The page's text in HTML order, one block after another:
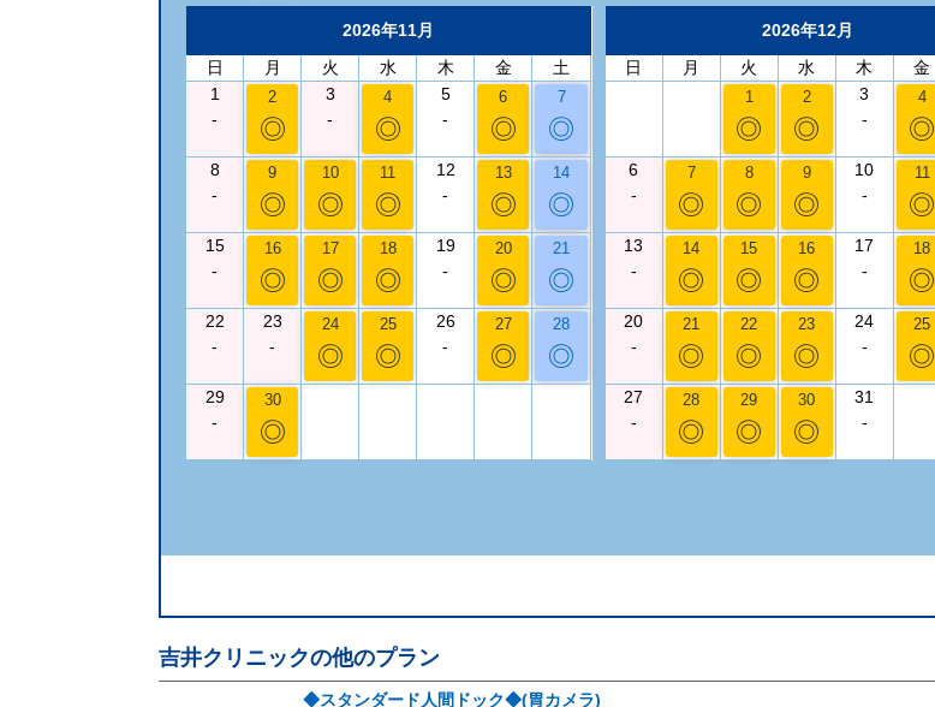
2026年11月
日
月 火 水 木 金
土
1
-
2
◎
3
-
4
◎
5
-
6
◎
7
◎
8
-
9
◎
10
◎
11
◎
12
-
13
◎
14
◎
15
-
16
◎
17
◎
18
◎
19
-
20
◎
21
◎
22
-
23
-
24
◎
25
◎
26
-
27
◎
28
◎
29
-
30
◎
2026年12月
日
月 火 水 木 金
1
◎
2
◎
3
-
4
◎
6
-
7
◎
8
◎
9
◎
10
-
11
◎
13
-
14
◎
15
◎
16
◎
17
-
18
◎
20
-
21
◎
22
◎
23
◎
24
-
25
◎
27
-
28
◎
29
◎
30
◎
31
-
吉井クリニックの他のプラン
◆スタンダード人間ドック◆(胃カメラ)